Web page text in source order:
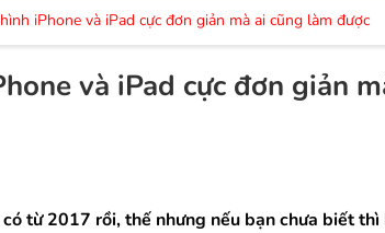
iPhone và iPad cực đơn giản mà ai cũng làm được
và iPad cực đơn giản
từ 2017 rồi, thế nhưng nếu bạn chưa biết